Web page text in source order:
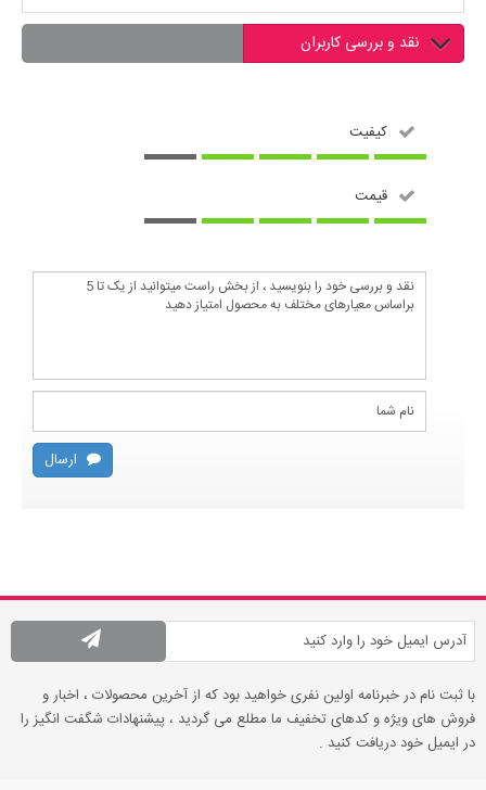
نقد و بررسی کاربران
کیفیت
قیمت
ارسال
با ثبت نام در خبرنامه اولین نفری خواهید بود که از آخرین محصولات ، اخبار و
فروش های ویژه و کدهای تخفیف ما مطلع می گردید ، پیشنهادات شگفت انگیز را
در ایمیل خود دریافت کنید .